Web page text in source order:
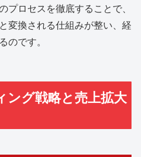
プロセスを徹底することで、
変換される仕組みが整い、経
のです。
ング戦略と売上拡大